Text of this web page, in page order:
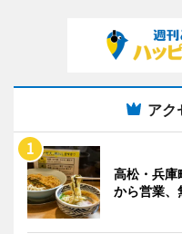
アク
高松・兵
から営業、